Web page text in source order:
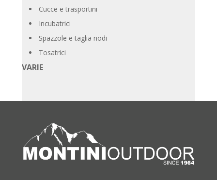
Cucce e trasportini
Incubatrici
Spazzole e taglia nodi
Tosatrici
VARIE